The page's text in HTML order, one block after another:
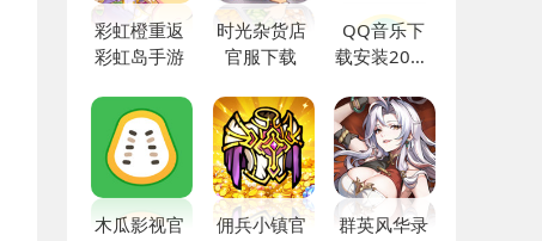
彩虹橙重返
彩虹岛手游
时光杂货店
官服下载
QQ音乐下
载安装2024
听歌软件
木瓜影视官
佣兵小镇官
群英风华录